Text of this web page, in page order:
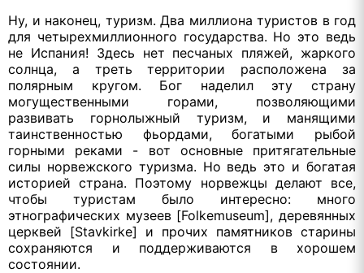
Ну, и наконец, туризм. Два миллиона туристов в год
для четырехмиллионного государства. Но это ведь
не Испания! Здесь нет песчаных пляжей, жаркого
солнца, а треть территории расположена за
полярным кругом. Бог наделил эту страну
могущественными горами, позволяющими
развивать горнолыжный туризм, и манящими
таинственностью фьордами, богатыми рыбой
горными реками - вот основные притягательные
силы норвежского туризма. Но ведь это и богатая
историей страна. Поэтому норвежцы делают все,
чтобы туристам было интересно: много
этнографических музеев [Folkemuseum], деревянных
церквей [Stavkirke] и прочих памятников старины
сохраняются и поддерживаются в хорошем
состоянии.